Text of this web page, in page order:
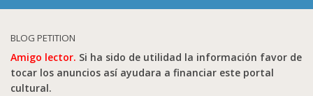
BLOG PETITION
Amigo lector. Si ha sido de utilidad la información favor de
tocar los anuncios así ayudara a financiar este portal
cultural.